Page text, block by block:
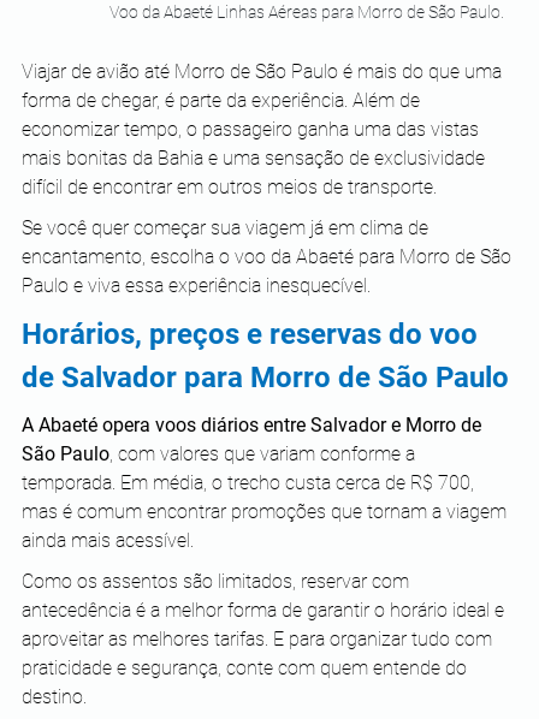
Voo da Abaeté Linhas Aéreas para Morro de São Paulo.
Viajar de avião até Morro de São Paulo é mais do que uma
forma de chegar, é parte da experiência. Além de
economizar tempo, o passageiro ganha uma das vistas
mais bonitas da Bahia e uma sensação de exclusividade
difícil de encontrar em outros meios de transporte.
Se você quer começar sua viagem já em clima de
encantamento, escolha o voo da Abaeté para Morro de São
Paulo e viva essa experiência inesquecível.
Horários, preços e reservas do voo
de Salvador para Morro de São Paulo
A Abaeté opera voos diários entre Salvador e Morro de
São Paulo , com valores que variam conforme a
temporada. Em média, o trecho custa cerca de R$ 700,
mas é comum encontrar promoções que tornam a viagem
ainda mais acessível.
Como os assentos são limitados, reservar com
antecedência é a melhor forma de garantir o horário ideal e
aproveitar as melhores tarifas. E para organizar tudo com
praticidade e segurança, conte com quem entende do
destino.